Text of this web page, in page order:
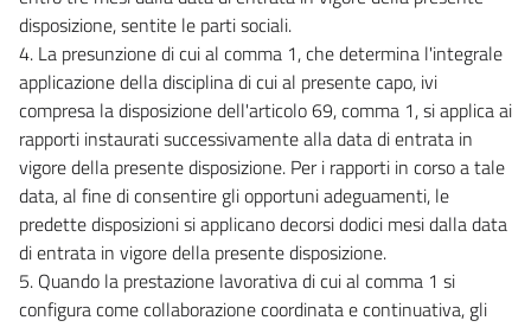
disposizione, sentite le parti sociali.
4. La presunzione di cui al comma 1, che determina l'integrale
applicazione della disciplina di cui al presente capo, ivi
compresa la disposizione dell'articolo 69, comma 1, si applica ai
rapporti instaurati successivamente alla data di entrata in
vigore della presente disposizione. Per i rapporti in corso a tale
data, al fine di consentire gli opportuni adeguamenti, le
predette disposizioni si applicano decorsi dodici mesi dalla data
di entrata in vigore della presente disposizione.
5. Quando la prestazione lavorativa di cui al comma 1 si
configura come collaborazione coordinata e continuativa, gli